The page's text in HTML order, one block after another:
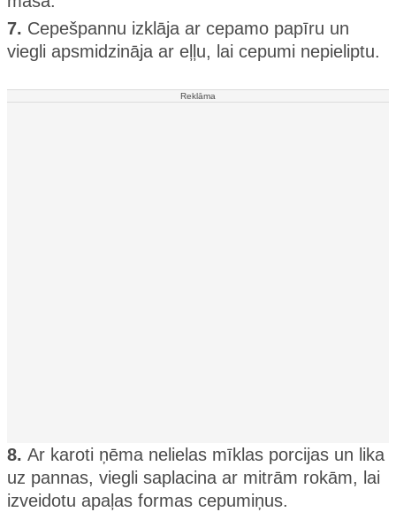
7. Cepešpannu izklāja ar cepamo papīru un
viegli apsmidzināja ar eļļu, lai cepumi nepieliptu.
Reklāma
8. Ar karoti ņēma nelielas mīklas porcijas un lika
uz pannas, viegli saplacina ar mitrām rokām, lai
izveidotu apaļas formas cepumiņus.